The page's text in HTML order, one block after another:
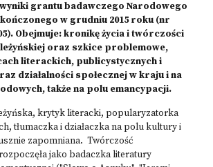
grantu badawczego Narodowego
w grudniu 2015 roku (nr
Obejmuje: kronikę życia i twórczości
oraz szkice problemowe,
literackich, publicystycznych i
działalności społecznej w kraju i na
także na polu emancypacji.
krytyk literacki, popularyzatorka
tłumaczka i działaczka na polu kultury i
zapomniana. Twórczość
jako badaczka literatury